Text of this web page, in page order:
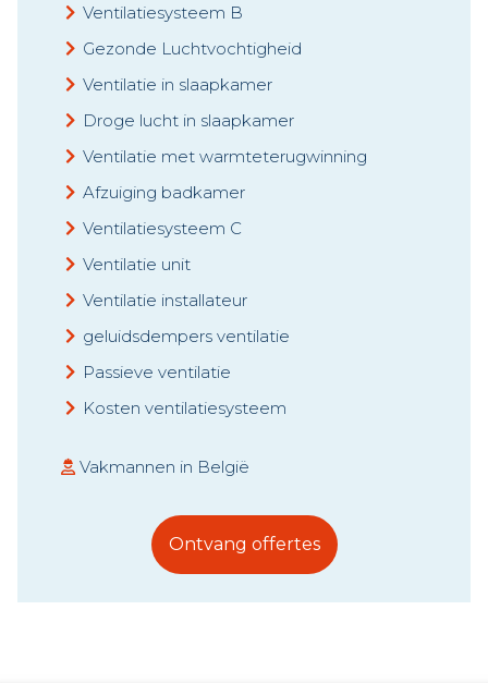
Ventilatiesysteem B
Gezonde Luchtvochtigheid
Ventilatie in slaapkamer
Droge lucht in slaapkamer
Ventilatie met warmteterugwinning
Afzuiging badkamer
Ventilatiesysteem C
Ventilatie unit
Ventilatie installateur
geluidsdempers ventilatie
Passieve ventilatie
Kosten ventilatiesysteem
Vakmannen in België
Ontvang offertes